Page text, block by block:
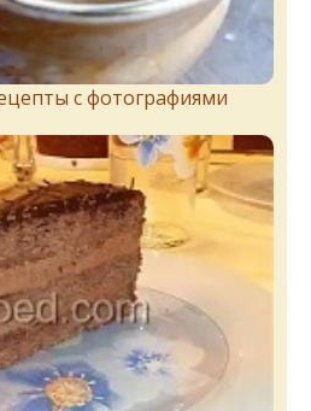
с фотографиями